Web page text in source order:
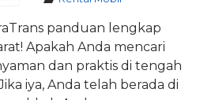
panduan lengkap
Apakah Anda mencari
dan praktis di tengah
iya, Anda telah berada di